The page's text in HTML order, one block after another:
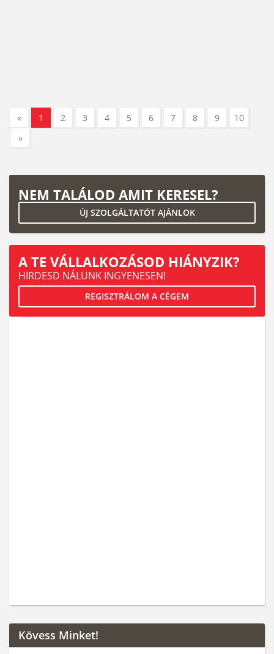
« 1 2 3 4 5 6 7 8 9
10
»
NEM TALÁLOD AMIT KERESEL?
ÚJ SZOLGÁLTATÓT AJÁNLOK
A TE VÁLLALKOZÁSOD HIÁNYZIK?
HIRDESD NÁLUNK INGYENESEN!
REGISZTRÁLOM A CÉGEM
Kövess Minket!